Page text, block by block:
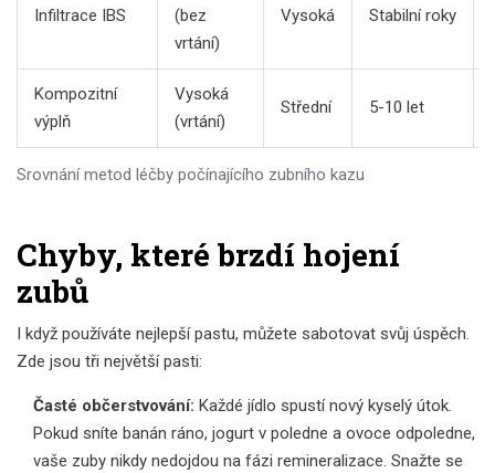
Srovnání metod léčby počínajícího zubního kazu
Infiltrace IBS
(bez
vrtání)
Vysoká Stabilní roky
Kompozitní
výplň
Vysoká
(vrtání)
Střední 5-10 let
Chyby, které brzdí hojení
zubů
I když používáte nejlepší pastu, můžete sabotovat svůj úspěch.
Zde jsou tři největší pasti:
Časté občerstvování: Každé jídlo spustí nový kyselý útok.
Pokud sníte banán ráno, jogurt v poledne a ovoce odpoledne,
vaše zuby nikdy nedojdou na fázi remineralizace. Snažte se